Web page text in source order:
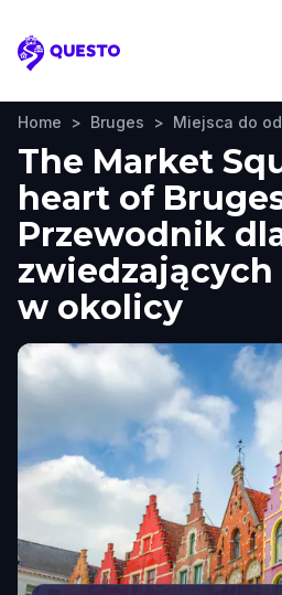
Questo
Home > Bruges > Miejsca do
The Market
heart of
Przewodnik
w okolicy